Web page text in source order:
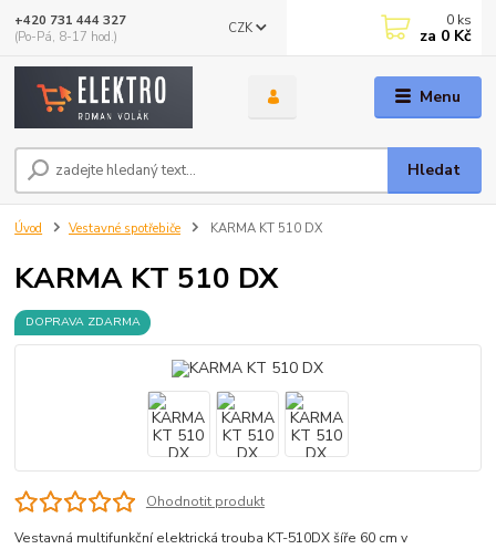
Menu
CZK
Hledat
+420 731 444 327
(Po-Pá, 8-17 hod.)
0 ks
za 0 Kč
Úvod Vestavné spotřebiče KARMA KT 510 DX
KARMA KT 510 DX
DOPRAVA ZDARMA
Ohodnotit produkt
Vestavná multifunkční elektrická trouba KT-510DX šíře 60 cm v